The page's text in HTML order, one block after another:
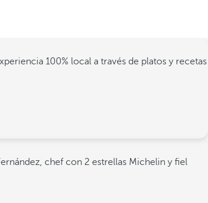
100% local a través de platos y recetas
chef con 2 estrellas Michelin y fiel